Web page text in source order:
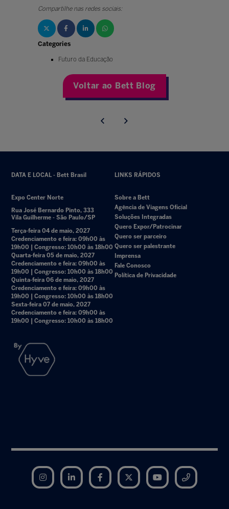
Compartilhe nas redes sociais:
Categories
Futuro da Educação
Voltar ao Bett Blog
DATA E LOCAL - Bett Brasil
Expo Center Norte
Rua José Bernardo Pinto, 333
Vila Guilherme - São Paulo/SP
Terça-feira 04 de maio, 2027
Credenciamento e feira: 09h00 às
19h00 | Congresso: 10h00 às 18h00
Quarta-feira 05 de maio, 2027
Credenciamento e feira: 09h00 às
19h00 | Congresso: 10h00 às 18h00
Quinta-feira 06 de maio, 2027
Credenciamento e feira: 09h00 às
19h00 | Congresso: 10h00 às 18h00
Sexta-feira 07 de maio, 2027
Credenciamento e feira: 09h00 às
19h00 | Congresso: 10h00 às 18h00
LINKS RÁPIDOS
Sobre a Bett
Agência de Viagens Oficial
Soluções Integradas
Quero Expor/Patrocinar
Quero ser parceiro
Quero ser palestrante
Imprensa
Fale Conosco
Política de Privacidade
Instagram LinkedIn Facebook Twitter YouTube